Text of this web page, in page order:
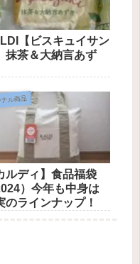
【ビスキュイサン
抹茶＆大納言あず
ル商品
ルディ】食品福袋
）今年も中身は
のラインナップ！